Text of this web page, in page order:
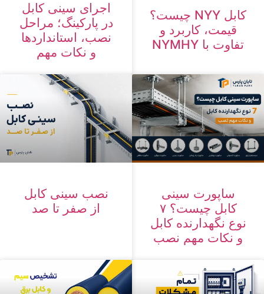
کابل NYY چیست؟
قیمت، کاربرد و
تفاوت با NYMHY
اجرای سینی کابل
در پارکینگ؛ مراحل
نصب، استانداردها
و نکات مهم
ساپورت سینی
کابل چیست؟ ۷
نوع نگهدارنده کابل
و نکات مهم نصب
نصب سینی کابل
از صفر تا صد